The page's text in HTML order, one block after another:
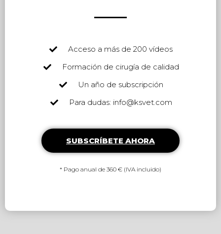
Acceso a más de 200 vídeos
Formación de cirugía de calidad
Un año de subscripción
Para dudas: info@ksvet.com
SUBSCRÍBETE AHORA
* Pago anual de 360 € (IVA incluido)